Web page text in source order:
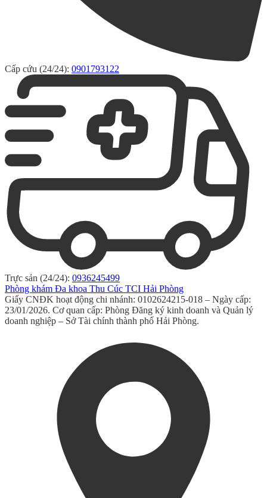
Cấp cứu (24/24): 0901793122
Trực sản (24/24): 0936245499
Phòng khám Đa khoa Thu Cúc TCI Hải Phòng
Giấy CNĐK hoạt động chi nhánh: 0102624215-018 – Ngày cấp:
23/01/2026. Cơ quan cấp: Phòng Đăng ký kinh doanh và Quản lý
doanh nghiệp – Sở Tài chính thành phố Hải Phòng.